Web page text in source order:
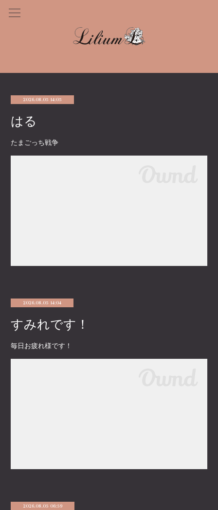
2026.08.05 14:05
はる
たまごっち戦争
2026.08.05 14:04
すみれです！
毎日お疲れ様です！
2026.08.05 06:59